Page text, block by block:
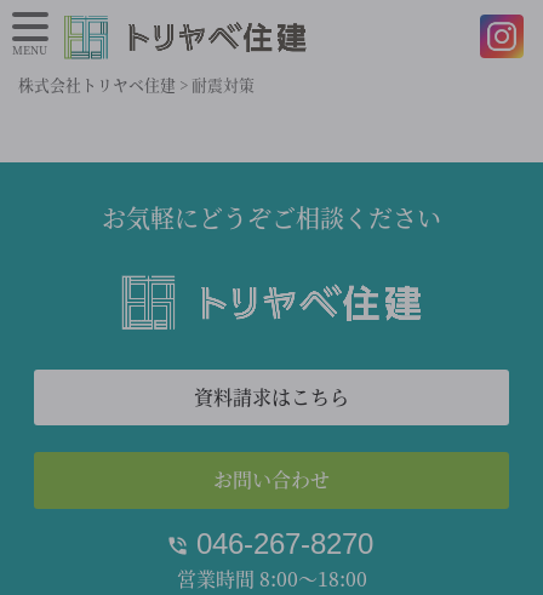
株式会社トリヤベ住建 > 耐震対策
お気軽にどうぞご相談ください
資料請求はこちら
お問い合わせ
046-267-8270
営業時間 8:00～18:00
MENU